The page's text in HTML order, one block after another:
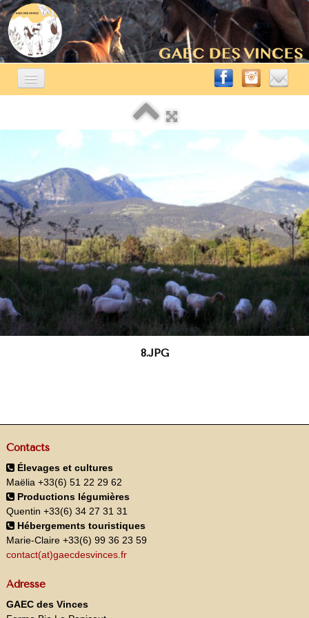
ÉLEVAGE ÉQUIN
A VENDRE▼
AUTRES ACTIVITÉS▼
CONTACT
BLOG
8.JPG
Contacts
Élevages et cultures
Maëlia +33(6) 51 22 29 62
Productions légumières
Quentin +33(6) 34 27 31 31
Hébergements touristiques
Marie-Claire +33(6) 99 36 23 59
contact(at)gaecdesvinces.fr
Adresse
GAEC des Vinces